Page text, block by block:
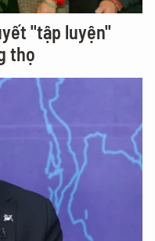
"tập luyện"
thọ